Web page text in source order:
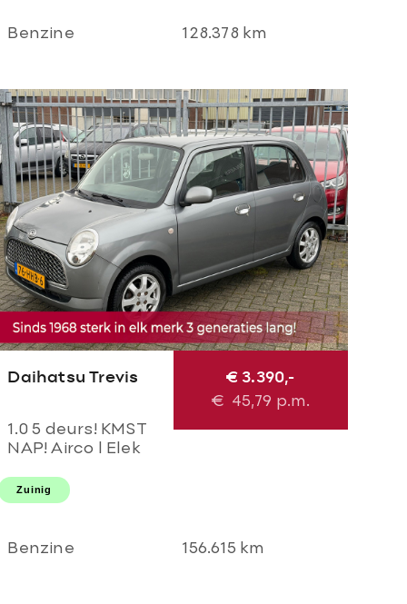
Benzine 128.378 km
Daihatsu Trevis
1.0 5 deurs! KMST
NAP! Airco l Elek
Centraal l Parrot!
TOPSTAAT l 2
ODNERHOUDEN!
€ 3.390,-
€ 45,79 p.m.
Zuinig
Benzine 156.615 km